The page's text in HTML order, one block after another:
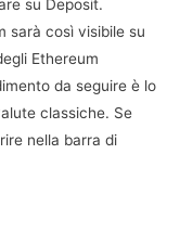
su Deposit.
sarà così visibile su
Ethereum
da seguire è lo
classiche. Se
nella barra di